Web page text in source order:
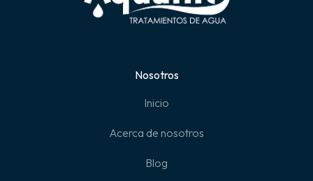
Nosotros
Inicio
Acerca de nosotros
Blog